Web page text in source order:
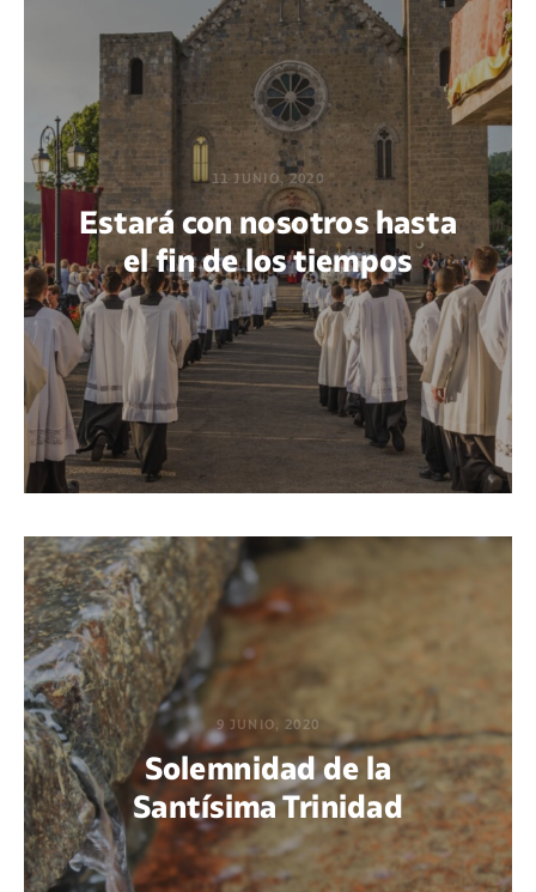
11 JUNIO, 2020
Estará con nosotros hasta
el fin de los tiempos
POR MARÍA PAOLA BERTEL
9 JUNIO, 2020
Solemnidad de la
Santísima Trinidad
POR MAFALDA CIRENEI